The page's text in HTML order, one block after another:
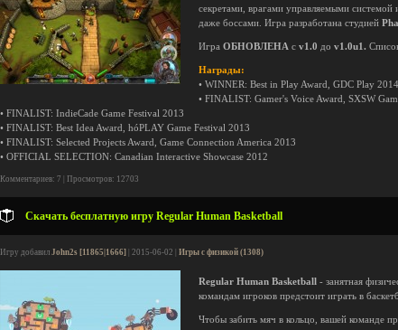
секретами, врагами управляемыми системой
даже боссами. Игра разработана студией
Игра ОБНОВЛЕНА с v1.0 до v1.0u1.
Награды:
• WINNER: Best in Play Award, GDC Play 2014
• FINALIST: Gamer's Voice Award, SXSW
• FINALIST: IndieCade Game Festival 2013
• FINALIST: Best Idea Award, hóPLAY Game Festival 2013
• FINALIST: Selected Projects Award, Game Connection America 2013
• OFFICIAL SELECTION: Canadian Interactive Showcase 2012
Комментариев: 7 | Просмотров: 12703
Скачать бесплатную игру Regular Human Basketball
Игру добавил John2s [11865|1666] | 2015-06-02 | Игры с физикой (1308)
Regular Human Basketball - занятная
командам игроков предстоит играть в
Чтобы забить мяч в кольцо, вашей команде